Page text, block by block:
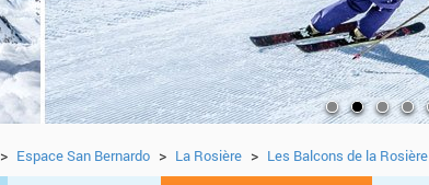
> Espace San Bernardo > La Rosière > Les Balcons de la Rosière